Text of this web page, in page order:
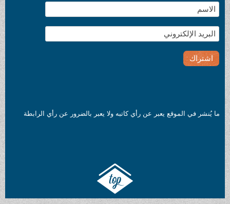
كاتبه ولا يعبر بالضرور عن رأي الرابطة